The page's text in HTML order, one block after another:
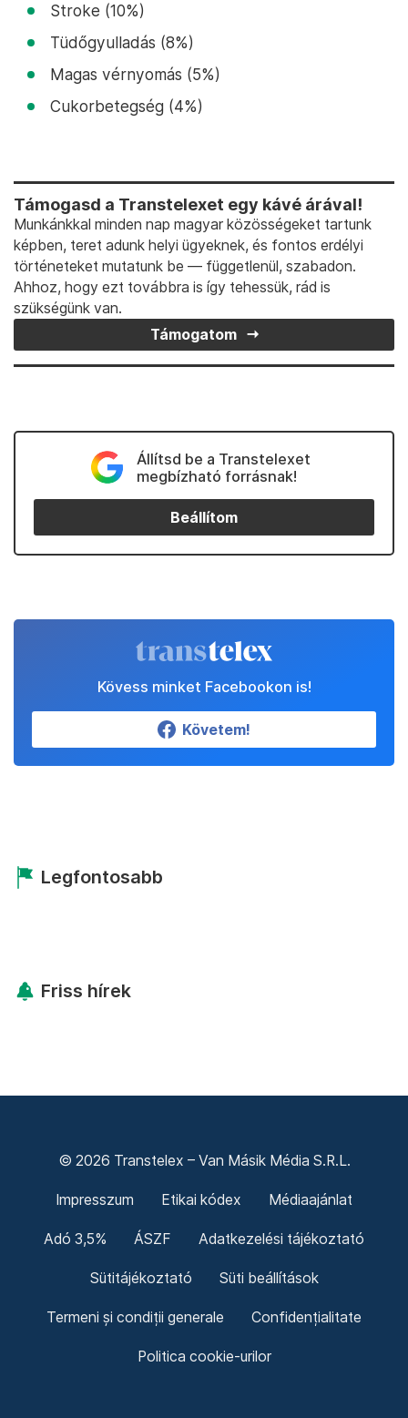
Stroke (10%)
Tüdőgyulladás (8%)
Magas vérnyomás (5%)
Cukorbetegség (4%)
Támogasd a Transtelexet egy kávé árával!
Munkánkkal minden nap magyar közösségeket tartunk
képben, teret adunk helyi ügyeknek, és fontos erdélyi
történeteket mutatunk be — függetlenül, szabadon.
Ahhoz, hogy ezt továbbra is így tehessük, rád is
szükségünk van.
Támogatom
Állítsd be a Transtelexet
megbízható forrásnak!
Beállítom
Kövess minket Facebookon is!
Követem!
Legfontosabb
Friss hírek
© 2026 Transtelex – Van Másik Média S.R.L.
Impresszum Etikai kódex Médiaajánlat
Adó 3,5% ÁSZF Adatkezelési tájékoztató
Sütitájékoztató Süti beállítások
Termeni și condiții generale Confidențialitate
Politica cookie-urilor